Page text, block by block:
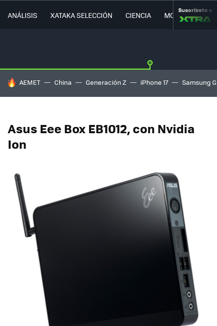
ANÁLISIS XATAKA SELECCIÓN CIENCIA MOVILIDAD
Suscríbete a
HOY SE HABLA DE
AEMET China Generación Z iPhone 17 Samsung
Asus Eee Box EB1012, con Nvidia
Ion